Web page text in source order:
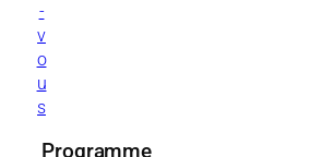
-
v
o
u
s
Programme